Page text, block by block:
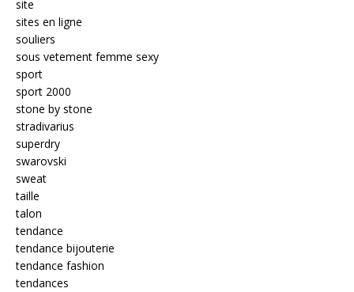
site
sites en ligne
souliers
sous vetement femme sexy
sport
sport 2000
stone by stone
stradivarius
superdry
swarovski
sweat
taille
talon
tendance
tendance bijouterie
tendance fashion
tendances